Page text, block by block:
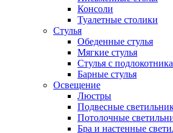
Консоли
Туалетные столики
Стулья
Обеденные стулья
Мягкие стулья
Стулья с
Барные стулья
Освещение
Люстры
Подвесные
Потолочные
Бра и настенные